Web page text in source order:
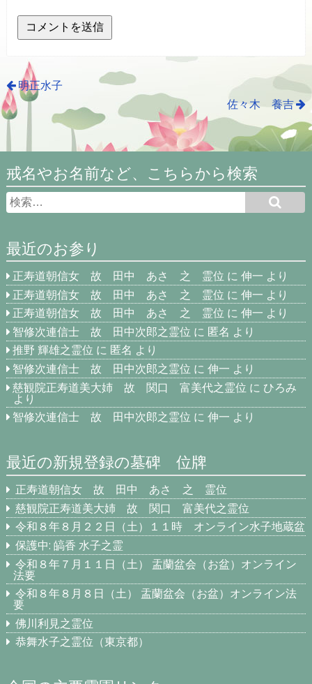
明正水子
佐々木 養吉
戒名やお名前など、こちらから検索
最近のお参り
正寿道朝信女 故 田中 あさ 之 霊位 に伸一 より
正寿道朝信女 故 田中 あさ 之 霊位 に伸一 より
正寿道朝信女 故 田中 あさ 之 霊位 に伸一 より
智修次連信士 故 田中次郎之霊位 に 匿名 より
推野 輝雄之霊位 に 匿名 より
智修次連信士 故 田中次郎之霊位 に伸一 より
慈観院正寿道美大姉 故 関口 富美代之霊位 に ひろみ
より
智修次連信士 故 田中次郎之霊位 に伸一 より
最近の新規登録の墓碑 位牌
正寿道朝信女 故 田中 あさ 之 霊位
慈観院正寿道美大姉 故 関口 富美代之霊位
令和８年８月２２日（土）１１時 オンライン水子地蔵盆
保護中: 皜香 水子之霊
令和８年７月１１日（土） 盂蘭盆会（お盆）オンライン
法要
令和８年８月８日（土） 盂蘭盆会（お盆）オンライン法
要
佛川利見之霊位
恭舞水子之霊位（東京都）